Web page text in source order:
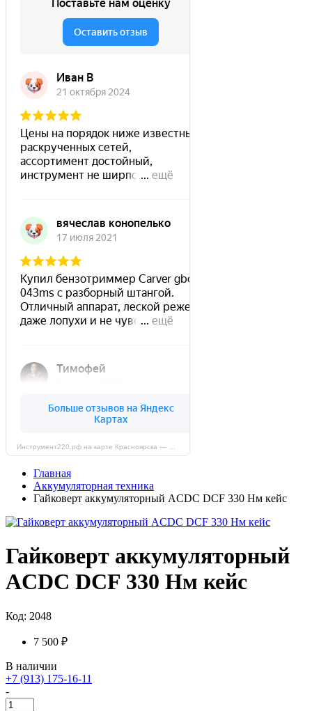
Главная
Аккумуляторная техника
Гайковерт аккумуляторный ACDC DCF 330 Нм кейс
Гайковерт аккумуляторный
ACDC DCF 330 Нм кейс
Код: 2048
7 500 ₽
В наличии
+7 (913) 175-16-11
-